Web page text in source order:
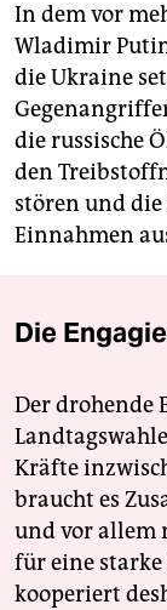
In dem vor
Wladimir
die Ukraine
die russische
den
stören und
Einnahmen
Die
Der drohende
Kräfte
braucht es
und vor allem
für eine starke
kooperiert